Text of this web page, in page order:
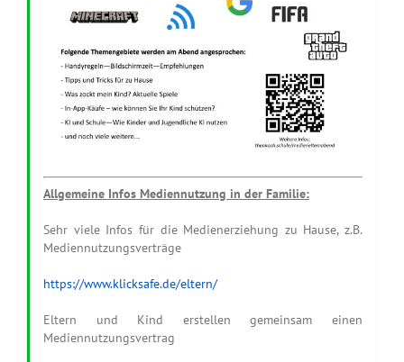
Allgemeine Infos Mediennutzung in der Familie:
Sehr viele Infos für die Medienerziehung zu Hause, z.B.
Mediennutzungsverträge
https://www.klicksafe.de/eltern/
Eltern und Kind erstellen gemeinsam einen
Mediennutzungsvertrag